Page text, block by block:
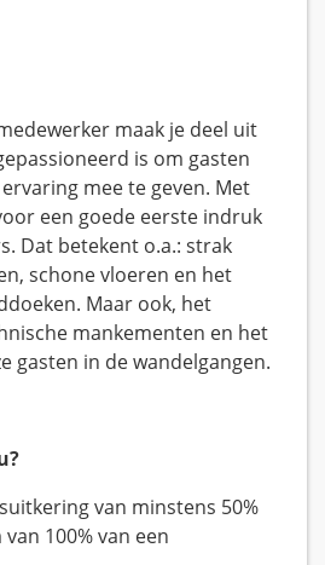
maak je deel uit
is om gasten
mee te geven. Met
een goede eerste indruk
Dat betekent o.a.: strak
schone vloeren en het
Maar ook, het
mankementen en het
gasten in de wandelgangen.
van minstens 50%
100% van een